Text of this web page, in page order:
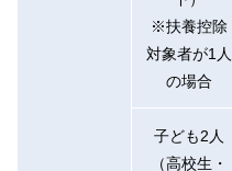
※扶養控除
対象者が1人
の場合
子ども2人
（高校生・